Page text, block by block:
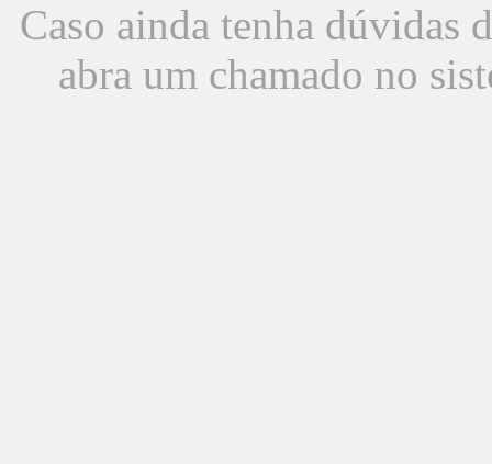
Caso ainda tenha dúvidas
abra um chamado no